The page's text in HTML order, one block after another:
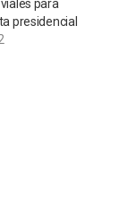
para
presidencial